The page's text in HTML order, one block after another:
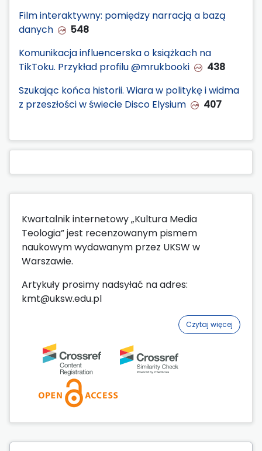
Film interaktywny: pomiędzy narracją a bazą
danych
548
Komunikacja influencerska o książkach na
TikToku. Przykład profilu @mrukbooki
438
Szukając końca historii. Wiara w politykę i widma
z przeszłości w świecie Disco Elysium
407
Kwartalnik internetowy „Kultura Media
Teologia” jest recenzowanym pismem
naukowym wydawanym przez UKSW w
Warszawie.
Artykuły prosimy nadsyłać na adres:
kmt@uksw.edu.pl
Czytaj więcej